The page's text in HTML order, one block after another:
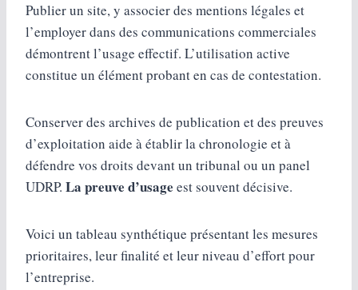
Publier un site, y associer des mentions légales et
l’employer dans des communications commerciales
démontrent l’usage effectif. L’utilisation active
constitue un élément probant en cas de contestation.
Conserver des archives de publication et des preuves
d’exploitation aide à établir la chronologie et à
défendre vos droits devant un tribunal ou un panel
UDRP. La preuve d’usage est souvent décisive.
Voici un tableau synthétique présentant les mesures
prioritaires, leur finalité et leur niveau d’effort pour
l’entreprise.